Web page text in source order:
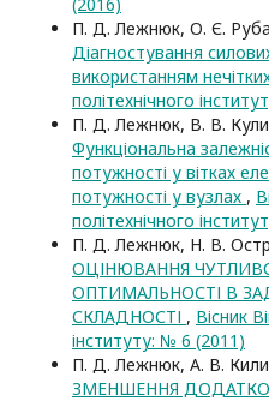
П. Д. Лежнюк, О. Є.
Діагностування
використанням
політехнічного
П. Д. Лежнюк, В. В.
Функціональна
потужності у вітках
потужності у вузлах ,
політехнічного
П. Д. Лежнюк, Н. В.
ОЦІНЮВАННЯ
ОПТИМАЛЬНОСТІ В
СКЛАДНОСТІ , Вісник
інституту: № 6 (2011)
П. Д. Лежнюк, А. В.
ЗМЕНШЕННЯ